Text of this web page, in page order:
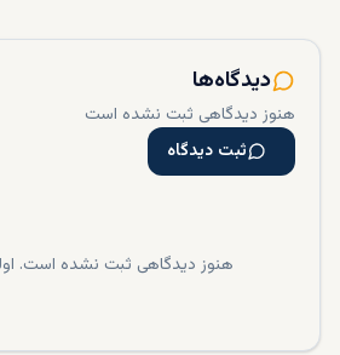
دیدگاه‌ها
هنوز دیدگاهی ثبت نشده است
ثبت دیدگاه
هنوز دیدگاهی ثبت نشده است.